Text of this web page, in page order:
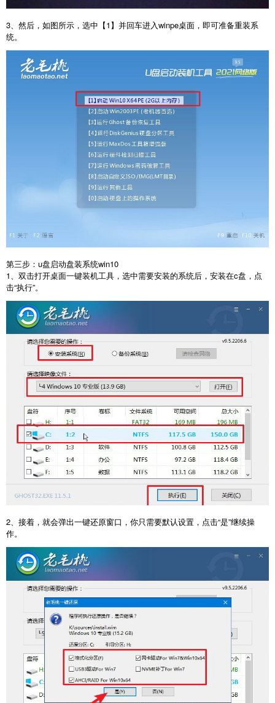
3、然后，如图所示，选中【1】并回车进入winpe桌面，即可准备重装系
统。
第三步：u盘启动盘装系统win10
1、双击打开桌面一键装机工具，选中需要安装的系统后，安装在c盘，点
击“执行”。
2、接着，就会弹出一键还原窗口，你只需要默认设置，点击“是”继续操
作。